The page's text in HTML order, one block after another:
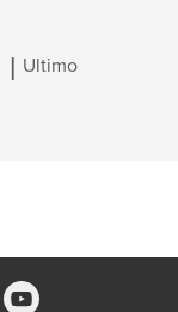
| Ultimo